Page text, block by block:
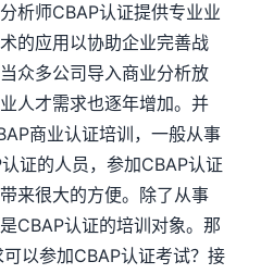
析师CBAP认证提供专业业
的应用以协助企业完善战
众多公司导入商业分析放
人才需求也逐年增加。并
商业认证培训，一般从事
证的人员，参加CBAP认证
来很大的方便。除了从事
CBAP认证的培训对象。那
以参加CBAP认证考试？接